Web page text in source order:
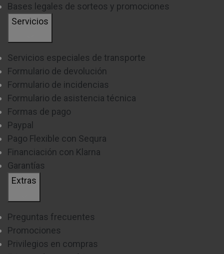
Bases legales de sorteos y promociones
Servicios
Servicios especiales de transporte
Formulario de devolución
Formulario de incidencias
Formulario de asistencia técnica
Formas de pago
Paypal
Pago Flexible con Sequra
Financiación con Klarna
Garantías
Extras
Preguntas frecuentes
Promociones
Privilegios en compras